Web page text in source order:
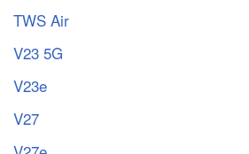
TWS Air
V23 5G
V23e
V27